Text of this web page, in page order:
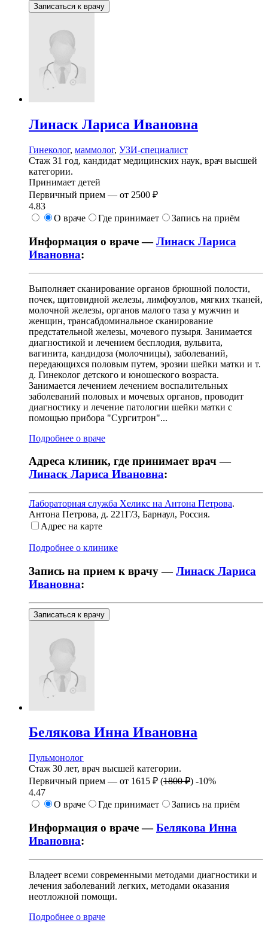
Записаться к врачу
Линаск Лариса Ивановна
Гинеколог, маммолог, УЗИ-специалист
Стаж 31 год, кандидат медицинских наук, врач высшей
категории.
Принимает детей
Первичный прием — от 2500 ₽
4.83
О враче
Где принимает Запись на приём
Информация о враче —Линаск Лариса
Ивановна:
Выполняет сканирование органов брюшной полости,
почек, щитовидной железы, лимфоузлов, мягких тканей,
молочной железы, органов малого таза у мужчин и
женщин, трансабдоминальное сканирование
предстательной железы, мочевого пузыря. Занимается
диагностикой и лечением бесплодия, вульвита,
вагинита, кандидоза (молочницы), заболеваний,
передающихся половым путем, эрозии шейки матки и т.
д. Гинеколог детского и юношеского возраста.
Занимается лечением лечением воспалительных
заболеваний половых и мочевых органов, проводит
диагностику и лечение патологии шейки матки с
помощью прибора "Сургитрон"...
Подробнее о враче
Адреса клиник, где принимает врач —
Линаск Лариса Ивановна:
Лабораторная служба Хеликс на Антона Петрова.
Антона Петрова, д. 221Г/3, Барнаул, Россия.
Адрес на карте
Подробнее о клинике
Запись на прием к врачу —Линаск Лариса
Ивановна:
Записаться к врачу
Белякова Инна Ивановна
Пульмонолог
Стаж 30 лет, врач высшей категории.
Первичный прием — от 1615 ₽ (1800 ₽) -10%
4.47
О враче
Где принимает Запись на приём
Информация о враче —Белякова Инна
Ивановна:
Владеет всеми современными методами диагностики и
лечения заболеваний легких, методами оказания
неотложной помощи.
Подробнее о враче